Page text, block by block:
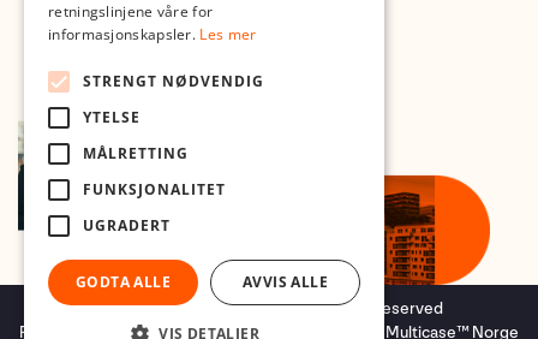
Copyright © 2026 Foto.no - All rights reserved
Forretningssystemog nettbutikkløsning Multicase™ Norge
retningslinjene våre for
informasjonskapsler. Les mer
STRENGT NØDVENDIG
YTELSE
MÅLRETTING
FUNKSJONALITET
UGRADERT
GODTA ALLE AVVIS ALLE
VIS DETALJER